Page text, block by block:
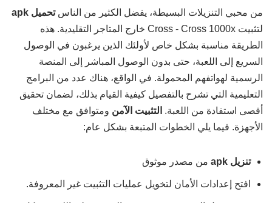
من محبي التنزيلات البسيطة، يفضل الكثير من الناستحميل apk
لتثبيت Cross - Cross 1000x خارج المتاجر التقليدية. هذه
الطريقة مناسبة بشكل خاص لأولئك الذين يرغبون في الوصول
السريع إلى اللعبة، حتى بدون الوصول المباشر إلى المنصة
الرسمية لهواتفهم المحمولة. في الواقع، هناك عدد من البرامج
التعليمية التي تشرح بالتفصيل كيفية القيام بذلك، لضمان تحقيق
أقصى استفادة من اللعبة. التثبيت الآمن ومتوافق مع مختلف
الأجهزة. فيما يلي الخطوات المتبعة بشكل عام:
تنزيل apk
افتح إعدادات الأمان لتخويل عمليات التثبيت غير المعروفة.